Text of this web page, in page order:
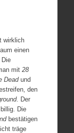
wirklich
einen
mit 28
Dead und
den
. Der
Die
bestätigen
träge